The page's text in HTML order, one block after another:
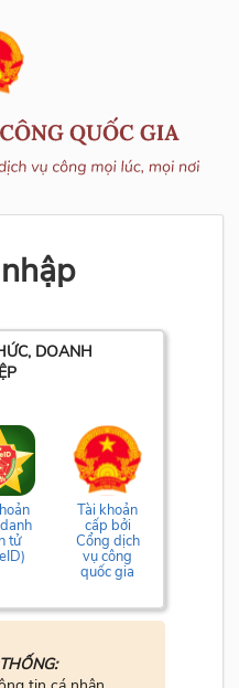
DOANH
tử
Tài khoản
cấp bởi
Cổng dịch
vụ công
quốc gia